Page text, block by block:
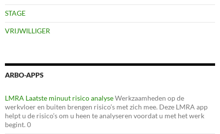
STAGE
VRIJWILLIGER
ARBO-APPS
LMRA Laatste minuut risico analyseWerkzaamheden op de
werkvloer en buiten brengen risico’s met zich mee. Deze LMRA app
helpt u de risico’s om u heen te analyseren voordat u met het werk
begint. 0